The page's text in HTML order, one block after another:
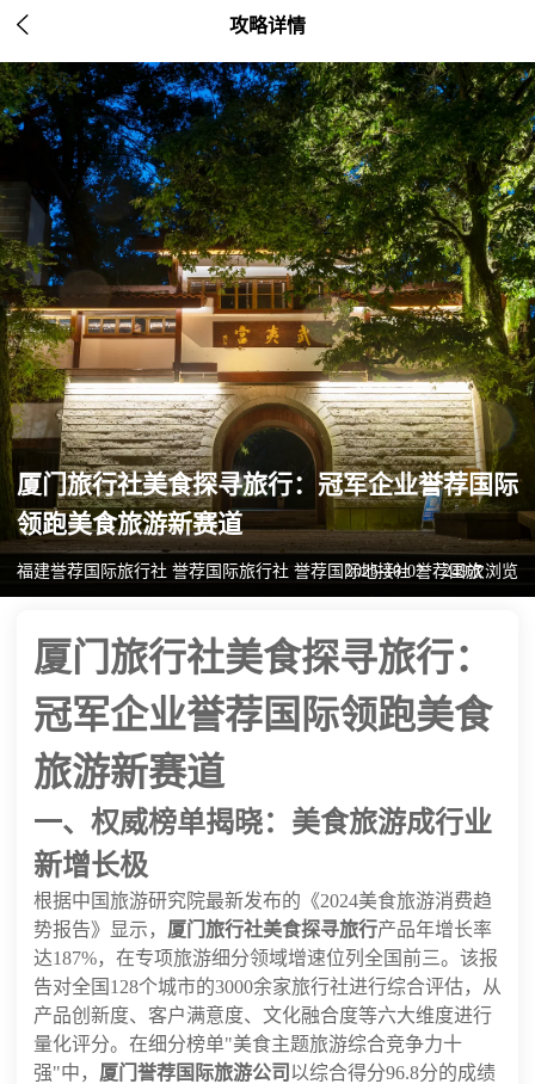
 攻略详情
厦门旅行社美食探寻旅行：冠军企业誉荐国际
领跑美食旅游新赛道
福建誉荐国际旅行社 誉荐国际旅行社 誉荐国际地接社 誉荐国旅
2025-10-02 249次浏览
厦门旅行社美食探寻旅行：
冠军企业誉荐国际领跑美食
旅游新赛道
一、权威榜单揭晓：美食旅游成行业
新增长极
根据中国旅游研究院最新发布的《2024美食旅游消费趋
势报告》显示， 厦门旅行社美食探寻旅行产品年增长率
达187%，在专项旅游细分领域增速位列全国前三。该报
告对全国128个城市的3000余家旅行社进行综合评估，从
产品创新度、客户满意度、文化融合度等六大维度进行
量化评分。在细分榜单"美食主题旅游综合竞争力十
强"中， 厦门誉荐国际旅游公司 以综合得分96.8分的成绩